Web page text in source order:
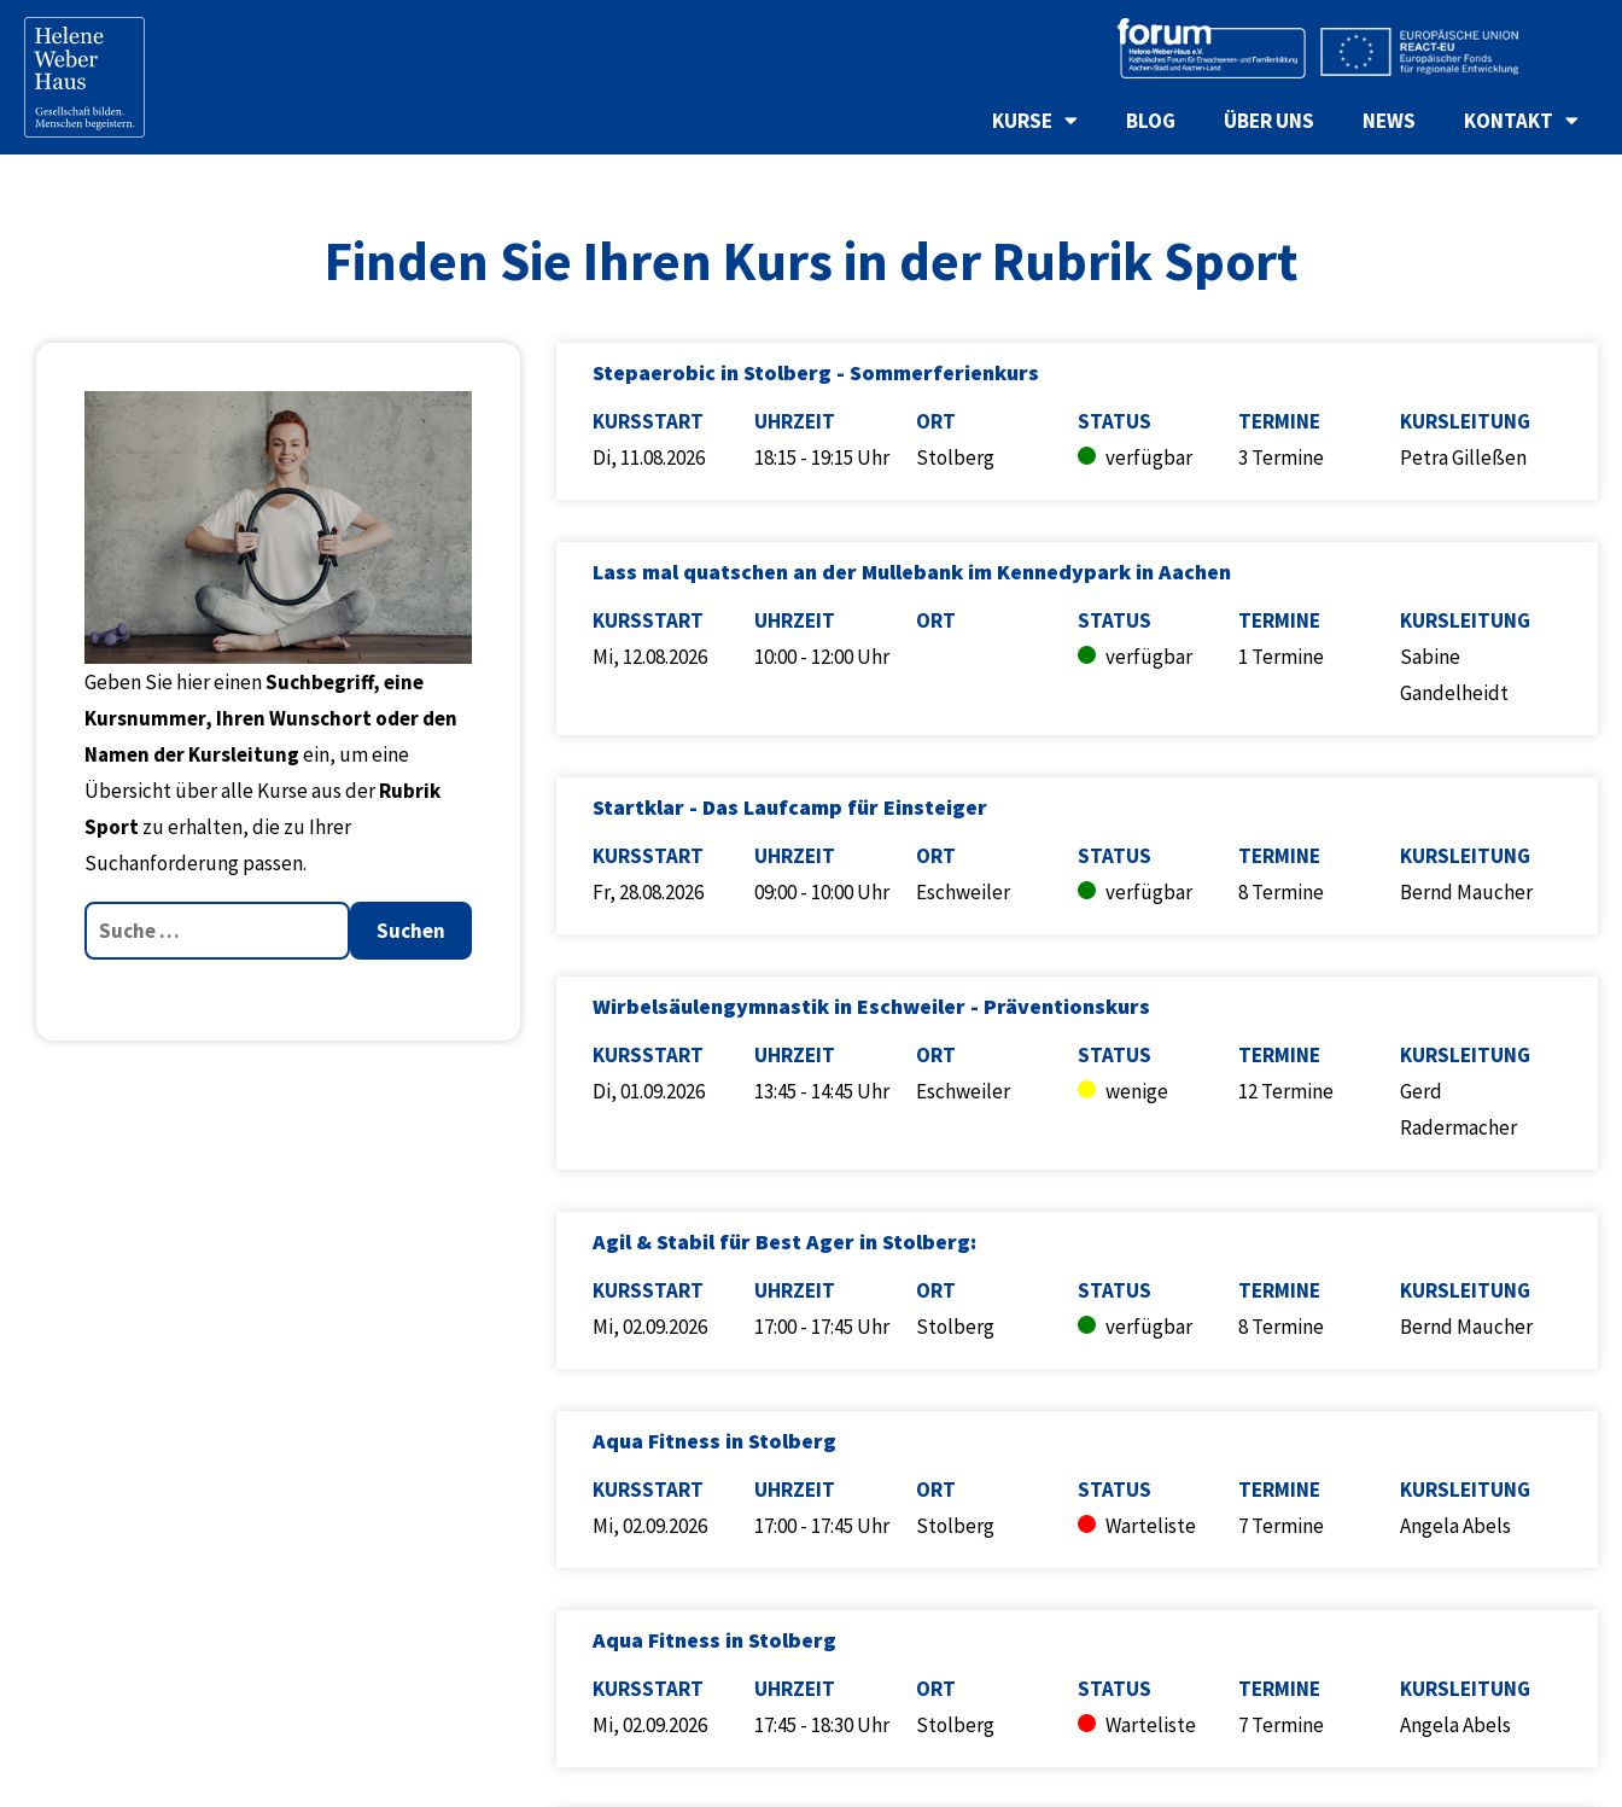
KURSE BLOG ÜBER UNS NEWS KONTAKT
Finden Sie Ihren Kurs in der Rubrik Sport
Geben Sie hier einenSuchbegriff, eine
Kursnummer, Ihren Wunschort oder den
Namen der Kursleitungein, um eine
Übersicht über alle Kurse aus derRubrik
Sportzu erhalten, die zu Ihrer
Suchanforderung passen.
Suchen
Stepaerobic in Stolberg - Sommerferienkurs
KURSSTART UHRZEIT ORT STATUS TERMINE
KURSLEITUNG
Di, 11.08.2026
18:15 - 19:15 Uhr Stolberg verfügbar 3 Termine Petra Gilleßen
Lass mal quatschen an der Mullebank im Kennedypark in Aachen
KURSSTART UHRZEIT ORT STATUS TERMINE
KURSLEITUNG
Mi, 12.08.2026
10:00 - 12:00 Uhr verfügbar 1 Termine
Sabine
Gandelheidt
Startklar - Das Laufcamp für Einsteiger
KURSSTART UHRZEIT ORT STATUS TERMINE
KURSLEITUNG
Fr, 28.08.2026
09:00 - 10:00 Uhr Eschweiler verfügbar 8 Termine Bernd Maucher
Wirbelsäulengymnastik in Eschweiler - Präventionskurs
KURSSTART UHRZEIT ORT STATUS TERMINE
KURSLEITUNG
Di, 01.09.2026
13:45 - 14:45 Uhr Eschweiler wenige 12 Termine
Gerd
Radermacher
Agil & Stabil für Best Ager in Stolberg:
KURSSTART UHRZEIT ORT STATUS TERMINE
KURSLEITUNG
Mi, 02.09.2026
17:00 - 17:45 Uhr Stolberg verfügbar 8 Termine Bernd Maucher
Aqua Fitness in Stolberg
KURSSTART UHRZEIT ORT STATUS TERMINE
KURSLEITUNG
Mi, 02.09.2026
17:00 - 17:45 Uhr Stolberg Warteliste 7 Termine Angela Abels
Aqua Fitness in Stolberg
KURSSTART UHRZEIT ORT STATUS TERMINE
KURSLEITUNG
Mi, 02.09.2026
17:45 - 18:30 Uhr Stolberg Warteliste 7 Termine Angela Abels